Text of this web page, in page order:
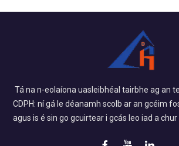
Tá na n-eolaíona uasleibhéal tairbhe ag an
CDPH: ní gá le déanamh scolb ar an gcéim
agus is é sin go gcuirtear i gcás leo iad a chur